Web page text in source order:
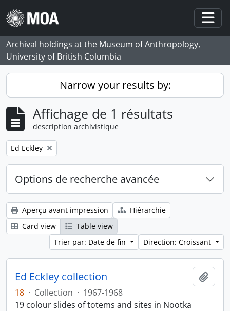
Skip to main content
Archival holdings at the Museum of Anthropology,
University of British Columbia
Narrow your results by:
Affichage de 1 résultats
description archivistique
Remove filter:
Ed Eckley
Options de recherche avancée
Aperçu avant impression
Hiérarchie
Card view
Table view
Trier par: Date de fin
Direction: Croissant
Ed Eckley collection
18 · Collection · 1967-1968
19 colour slides of totems and sites in Nootka